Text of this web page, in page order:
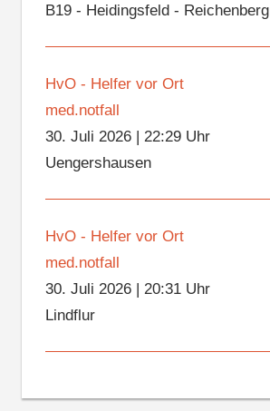
B19 - Heidingsfeld - Reichenberg
HvO - Helfer vor Ort
med.notfall
30. Juli 2026| 22:29 Uhr
Uengershausen
HvO - Helfer vor Ort
med.notfall
30. Juli 2026| 20:31 Uhr
Lindflur